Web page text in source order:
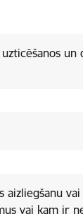
vai kam ir